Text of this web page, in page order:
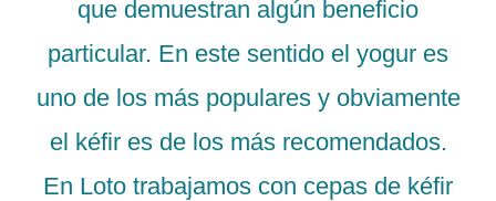
que demuestran algún beneficio
particular. En este sentido el yogur es
uno de los más populares y obviamente
el kéfir es de los más recomendados.
En Loto trabajamos con cepas de kéfir